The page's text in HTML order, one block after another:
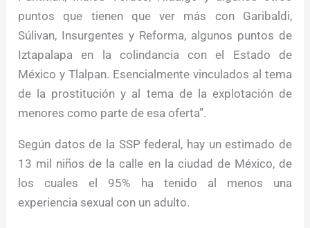
puntos que tienen que ver más con Garibaldi,
Súlivan, Insurgentes y Reforma, algunos puntos de
Iztapalapa en la colindancia con el Estado de
México y Tlalpan. Esencialmente vinculados al tema
de la prostitución y al tema de la explotación de
menores como parte de esa oferta”.
Según datos de la SSP federal, hay un estimado de
13 mil niños de la calle en la ciudad de México, de
los cuales el 95% ha tenido al menos una
experiencia sexual con un adulto.